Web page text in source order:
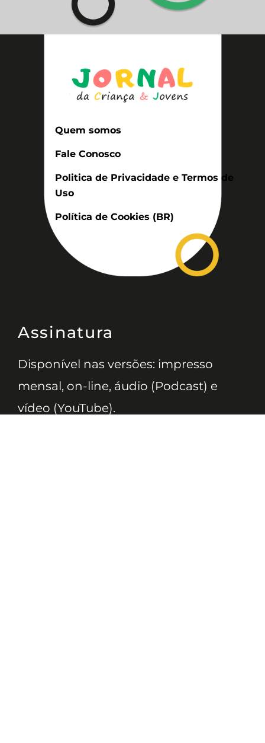
Quem somos
Fale Conosco
Politica de Privacidade e Termos de
Uso
Política de Cookies (BR)
Assinatura
Disponível nas versões: impresso
mensal, on-line, áudio (Podcast) e
vídeo (YouTube).